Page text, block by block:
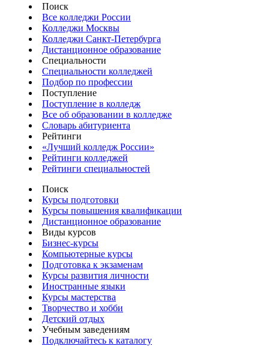
Поиск
Все колледжи России
Колледжи Москвы
Колледжи Санкт-Петербурга
Дистанционное образование
Специальности
Специальности колледжей
Подбор по профессии
Поступление
Поступление в колледж
Все об образовании в колледже
Словарь абитуриента
Рейтинги
«Лучший колледж России»
Рейтинги колледжей
Рейтинги специальностей
Поиск
Курсы подготовки
Курсы повышения квалификации
Дистанционное образование
Виды курсов
Бизнес-курсы
Компьютерные курсы
Подготовка к экзаменам
Курсы развития личности
Иностранные языки
Курсы мастерства
Творчество и хобби
Детский отдых
Учебным заведениям
Подключайтесь к каталогу